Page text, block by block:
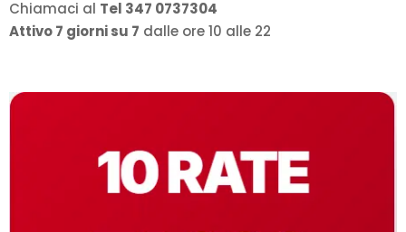
Chiamaci al Tel 347 0737304
Attivo 7 giorni su 7 dalle ore 10 alle 22